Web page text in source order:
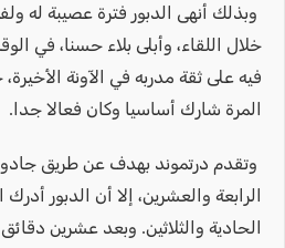
وبذلك أنهى الدبور فترة عصيبة له
خلال اللقاء، وأبلى بلاء حسنا، في
فيه على ثقة مدربه في الآونة
المرة شارك أساسيا وكان فعالا جدا.
وتقدم درتموند بهدف عن طريق
الرابعة والعشرين، إلا أن الدبور
الحادية والثلاثين. وبعد عشرين